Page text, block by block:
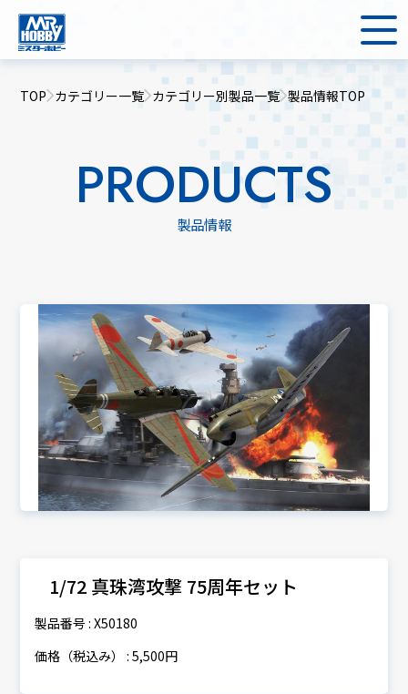
TOP カテゴリー一覧 カテゴリー別製品一覧 製品情報TOP
PRODUCTS
製品情報
1/72 真珠湾攻撃 75周年セット
製品番号 : X50180
価格（税込み） : 5,500円